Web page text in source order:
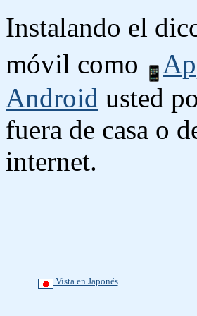
Instalando el
móvil como
Android usted
fuera de casa o
internet.
Vista en Japonés